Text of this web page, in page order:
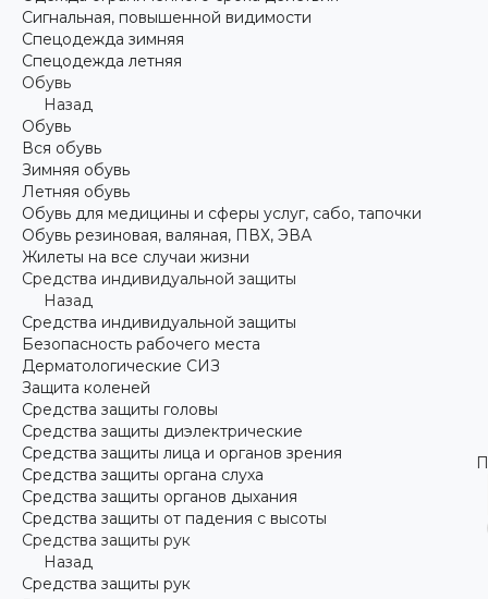
Сигнальная, повышенной видимости
Спецодежда зимняя
Спецодежда летняя
Обувь
Назад
Обувь
Вся обувь
Зимняя обувь
Летняя обувь
Обувь для медицины и сферы услуг, сабо, тапочки
Обувь резиновая, валяная, ПВХ, ЭВА
Жилеты на все случаи жизни
Средства индивидуальной защиты
Назад
Средства индивидуальной защиты
Безопасность рабочего места
Дерматологические СИЗ
Защита коленей
Средства защиты головы
Средства защиты диэлектрические
Средства защиты лица и органов зрения
Средства защиты органа слуха
Средства защиты органов дыхания
Средства защиты от падения с высоты
Средства защиты рук
Назад
Средства защиты рук